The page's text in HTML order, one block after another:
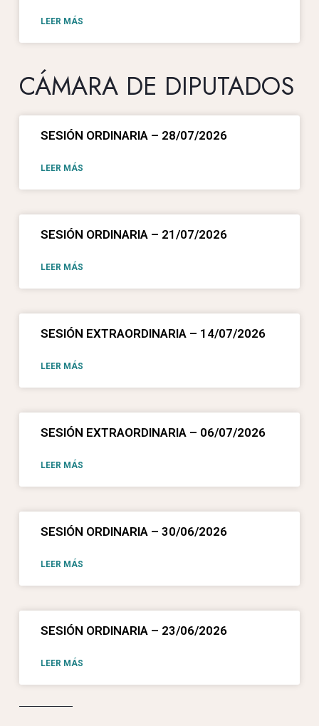
LEER MÁS
CÁMARA DE DIPUTADOS
SESIÓN ORDINARIA – 28/07/2026
LEER MÁS
SESIÓN ORDINARIA – 21/07/2026
LEER MÁS
SESIÓN EXTRAORDINARIA – 14/07/2026
LEER MÁS
SESIÓN EXTRAORDINARIA – 06/07/2026
LEER MÁS
SESIÓN ORDINARIA – 30/06/2026
LEER MÁS
SESIÓN ORDINARIA – 23/06/2026
LEER MÁS